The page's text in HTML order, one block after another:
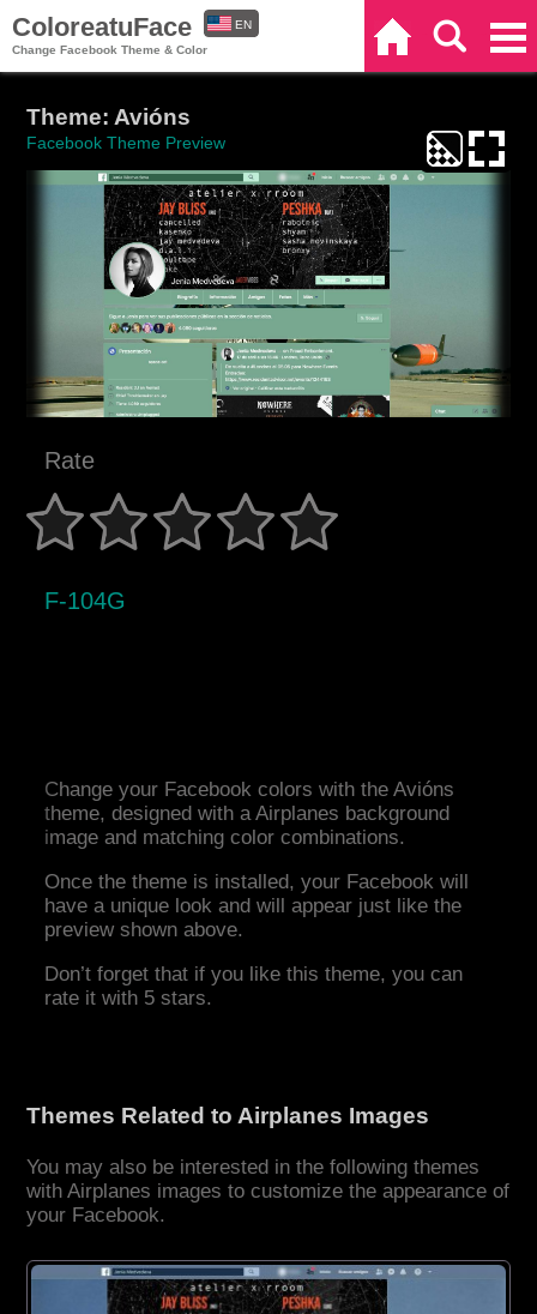
ColoreatuFace
Change Facebook Theme & Color
EN
Theme: Avións
Facebook Theme Preview
Rate
F-104G
Change your Facebook colors with the Avións
theme, designed with a Airplanes background
image and matching color combinations.
Once the theme is installed, your Facebook will
have a unique look and will appear just like the
preview shown above.
Don’t forget that if you like this theme, you can
rate it with 5 stars.
Themes Related to Airplanes Images
You may also be interested in the following themes
with Airplanes images to customize the appearance of
your Facebook.